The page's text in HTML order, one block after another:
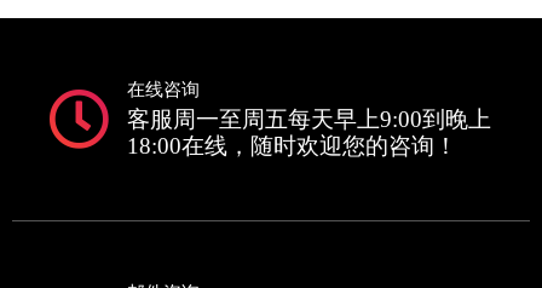
在线咨询
客服周一至周五每天早上9:00到晚上
18:00在线，随时欢迎您的咨询！